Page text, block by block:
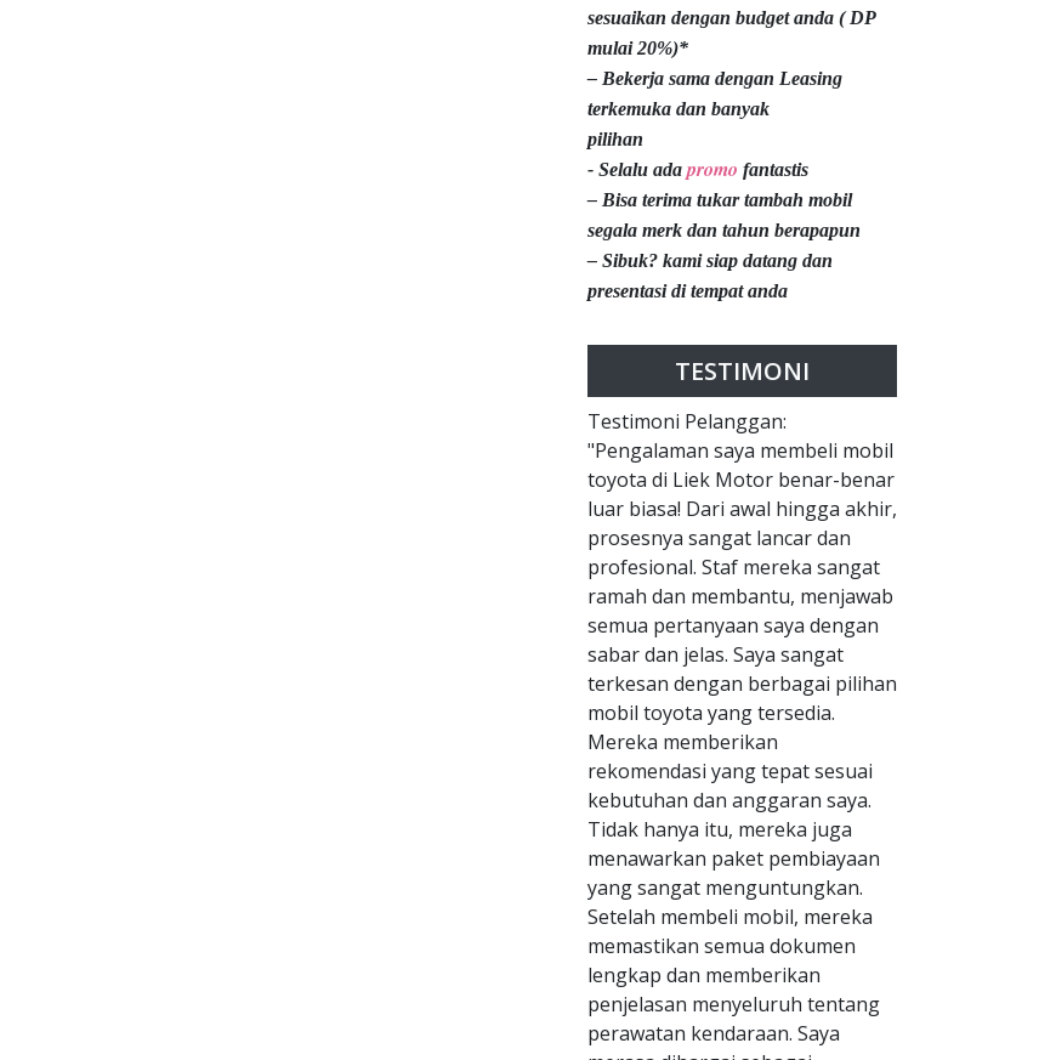
sesuaikan dengan budget anda ( DP
mulai 20%)*
– Bekerja sama dengan Leasing
terkemuka dan banyak
pilihan
- Selalu ada promo fantastis
– Bisa terima tukar tambah mobil
segala merk dan tahun berapapun
– Sibuk? kami siap datang dan
presentasi di tempat anda
TESTIMONI
Testimoni Pelanggan:
"Pengalaman saya membeli mobil
toyota di Liek Motor benar-benar
luar biasa! Dari awal hingga akhir,
prosesnya sangat lancar dan
profesional. Staf mereka sangat
ramah dan membantu, menjawab
semua pertanyaan saya dengan
sabar dan jelas. Saya sangat
terkesan dengan berbagai pilihan
mobil toyota yang tersedia.
Mereka memberikan
rekomendasi yang tepat sesuai
kebutuhan dan anggaran saya.
Tidak hanya itu, mereka juga
menawarkan paket pembiayaan
yang sangat menguntungkan.
Setelah membeli mobil, mereka
memastikan semua dokumen
lengkap dan memberikan
penjelasan menyeluruh tentang
perawatan kendaraan. Saya